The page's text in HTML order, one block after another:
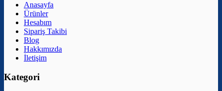
Anasayfa
Ürünler
Hesabım
Sipariş Takibi
Blog
Hakkımızda
İletişim
Kategori